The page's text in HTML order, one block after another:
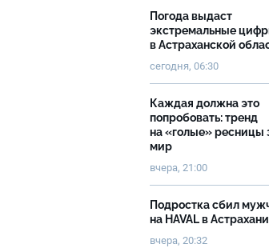
Погода выдаст
экстремальные
в Астраханской
сегодня, 06:30
Каждая должна это
попробовать: тренд
на «голые» ресницы
мир
вчера, 21:00
Подростка сбил
на HAVAL в Астрахани
вчера, 20:32